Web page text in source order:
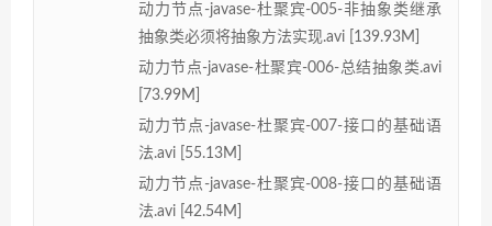
动力节点-javase-杜聚宾-005-非抽象类继承
抽象类必须将抽象方法实现.avi [139.93M]
动力节点-javase-杜聚宾-006-总结抽象类.avi
[73.99M]
动力节点-javase-杜聚宾-007-接口的基础语
法.avi [55.13M]
动力节点-javase-杜聚宾-008-接口的基础语
法.avi [42.54M]